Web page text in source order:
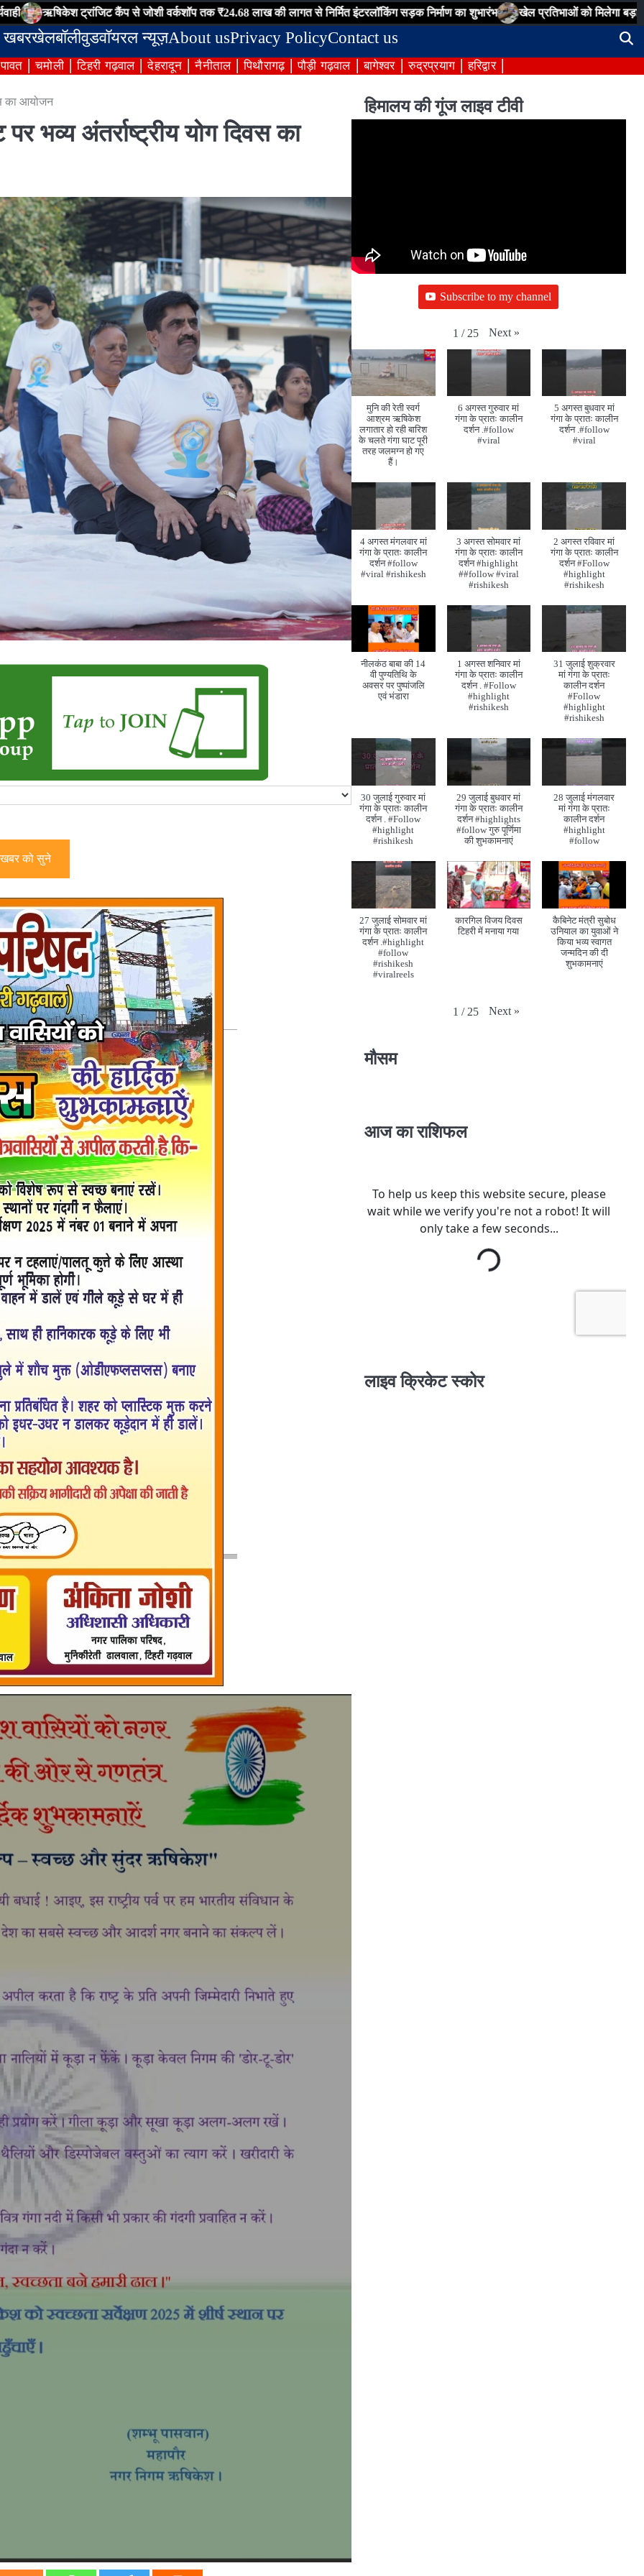
ट्रांजिट कैंप से जोशी वर्कशॉप तक ₹24.68 लाख की लागत से निर्मित इंटरलॉकिंग सड़क निर्माण का शुभारंभ खेल प्रतिभाओं को मिलेगा बड़ा मंच, मुख्यमंत्री
खबरखेलबॉलीवुडवॉयरल न्यूज़About usPrivacy PolicyContact us
चमोली टिहरी गढ़वाल देहरादून नैनीताल पिथौरागढ़ पौड़ी गढ़वाल बागेश्वर रुद्रप्रयाग हरिद्वार
का आयोजन
भव्य अंतर्राष्ट्रीय योग दिवस का
को सुने
हिमालय की गूंज लाइव टीवी
Subscribe to my channel
1 / 25 Next »
मुनि की रेती स्वर्ग
आश्रम ऋषिकेश
लगातार हो रही बारिश
के चलते गंगा घाट पूरी
तरह जलमग्न हो गए
हैं।
6 अगस्त गुरुवार मां
गंगा के प्रातः कालीन
दर्शन .#follow
#viral
5 अगस्त बुधवार मां
गंगा के प्रातः कालीन
दर्शन .#follow
#viral
4 अगस्त मंगलवार मां
गंगा के प्रातः कालीन
दर्शन #follow
#viral #rishikesh
3 अगस्त सोमवार मां
गंगा के प्रातः कालीन
दर्शन #highlight
##follow #viral
#rishikesh
2 अगस्त रविवार मां
गंगा के प्रातः कालीन
दर्शन #Follow
#highlight
#rishikesh
नीलकंठ बाबा की 14
वी पुण्यतिथि के
अवसर पर पुष्पांजलि
एवं भंडारा
1 अगस्त शनिवार मां
गंगा के प्रातः कालीन
दर्शन . #Follow
#highlight
#rishikesh
31 जुलाई शुक्रवार
मां गंगा के प्रातः
कालीन दर्शन
#Follow
#highlight
#rishikesh
30 जुलाई गुरुवार मां
गंगा के प्रातः कालीन
दर्शन . #Follow
#highlight
#rishikesh
29 जुलाई बुधवार मां
गंगा के प्रातः कालीन
दर्शन #highlights
#follow गुरु पूर्णिमा
की शुभकामनाएं
28 जुलाई मंगलवार
मां गंगा के प्रातः
कालीन दर्शन
#highlight
#follow
27 जुलाई सोमवार मां
गंगा के प्रातः कालीन
दर्शन .#highlight
#follow
#rishikesh
#viralreels
कारगिल विजय दिवस
टिहरी में मनाया गया
कैबिनेट मंत्री सुबोध
उनियाल का युवाओं ने
किया भव्य स्वागत
जन्मदिन की दी
शुभकामनाएं
1 / 25 Next »
मौसम
आज का राशिफल
लाइव क्रिकेट स्कोर